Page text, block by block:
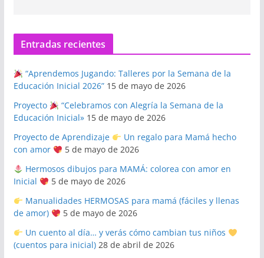
Entradas recientes
“Aprendemos Jugando: Talleres por la Semana de la
Educación Inicial 2026” 15 de mayo de 2026
Proyecto
“Celebramos con Alegría la Semana de la
Educación Inicial» 15 de mayo de 2026
Proyecto de Aprendizaje
Un regalo para Mamá hecho
con amor
5 de mayo de 2026
Hermosos dibujos para MAMÁ: colorea con amor en
Inicial
5 de mayo de 2026
Manualidades HERMOSAS para mamá (fáciles y llenas
de amor)
5 de mayo de 2026
Un cuento al día… y verás cómo cambian tus niños
(cuentos para inicial) 28 de abril de 2026